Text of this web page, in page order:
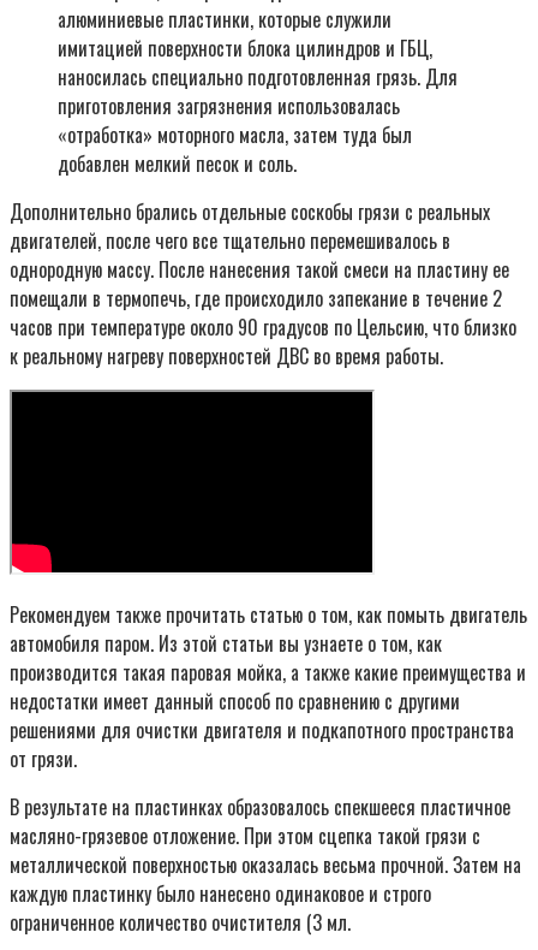
алюминиевые пластинки, которые служили
имитацией поверхности блока цилиндров и ГБЦ,
наносилась специально подготовленная грязь. Для
приготовления загрязнения использовалась
«отработка» моторного масла, затем туда был
добавлен мелкий песок и соль.
Дополнительно брались отдельные соскобы грязи с реальных
двигателей, после чего все тщательно перемешивалось в
однородную массу. После нанесения такой смеси на пластину ее
помещали в термопечь, где происходило запекание в течение 2
часов при температуре около 90 градусов по Цельсию, что близко
к реальному нагреву поверхностей ДВС во время работы.
Рекомендуем также прочитать статью о том, как помыть двигатель
автомобиля паром. Из этой статьи вы узнаете о том, как
производится такая паровая мойка, а также какие преимущества и
недостатки имеет данный способ по сравнению с другими
решениями для очистки двигателя и подкапотного пространства
от грязи.
В результате на пластинках образовалось спекшееся пластичное
масляно-грязевое отложение. При этом сцепка такой грязи с
металлической поверхностью оказалась весьма прочной. Затем на
каждую пластинку было нанесено одинаковое и строго
ограниченное количество очистителя (3 мл.